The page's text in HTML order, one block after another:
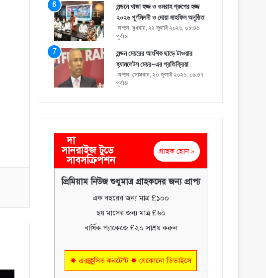
লন্ডনে খাজা হজ্জ ও ওমরাহ গ্রুপের হজ্জ
২০২৬ পূর্ণমিলনী ও দোয়া মাহফিল অনুষ্ঠিত
লন্ডন: বুধবার, ২২ জুলাই ২০২৬, ০৮:৪৬
পূর্বাহ্ণ
লন্ডন মেয়রের আংশিক ছাড়ে টাওয়ার
হ্যামলেটস মেয়র-এর প্রতিক্রিয়া
লন্ডন: সোমবার, ২০ জুলাই ২০২৬, ০৯:৪৭
পূর্বাহ্ণ
দা
সানরাইজ টুডে
সাবসক্রিপশন
গ্রাহক হোন »
প্রিমিয়াম নিউজ শুধুমাত্র গ্রাহকদের জন্য প্রাপ্য
এক বছরের জন্য মাত্র £১০০
ছয় মাসের জন্য মাত্র £৬০
বার্ষিক প্যাকেজে £২০ সাশ্রয় করুন
✸ এক্সক্লুসিভ কনটেন্ট ✸ যেকোনো ডিভাইসে